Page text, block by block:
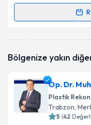
Randevu
oluşturun. Size bu
E-posta Adresiniz
Bölgenize yakın
Op. Dr.
Plastik
Trabzon,
5 (42